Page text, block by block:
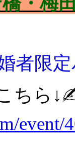
者限
ちら
event/